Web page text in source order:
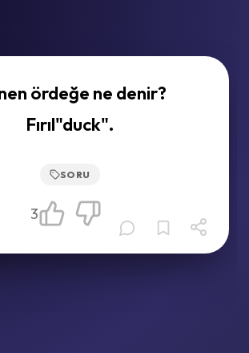
ördeğe ne denir?
Fırıl"duck".
SORU
3